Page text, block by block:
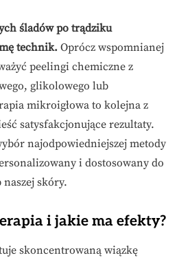
śladów po trądziku
technik. Oprócz wspomnianej
peelingi chemiczne z
glikolowego lub
mikroigłowa to kolejna z
satysfakcjonujące rezultaty.
najodpowiedniejszej metody
i dostosowany do
skóry.
i jakie ma efekty?
skoncentrowaną wiązkę